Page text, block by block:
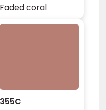
Faded coral
355C